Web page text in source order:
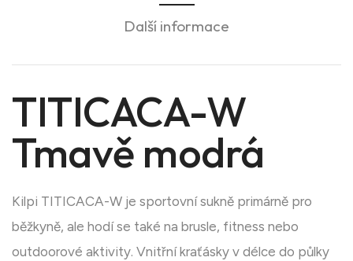
Další informace
TITICACA-W
Tmavě modrá
Kilpi TITICACA-W je sportovní sukně primárně pro
běžkyně, ale hodí se také na brusle, fitness nebo
outdoorové aktivity. Vnitřní kraťásky v délce do půlky